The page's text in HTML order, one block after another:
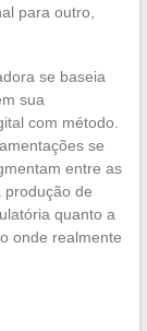
para outro,
se baseia
sua
com método.
se
entre as
produção de
quanto a
onde realmente